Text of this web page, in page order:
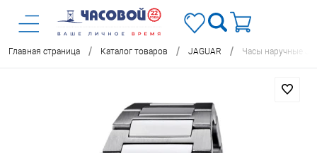
Главная страница / Каталог товаров / JAGUAR / Часы наручные